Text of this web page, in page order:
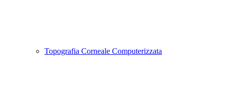
Topografia Corneale Computerizzata